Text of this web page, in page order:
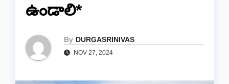
ఉండాలి*
By DURGASRINIVAS
NOV 27, 2024